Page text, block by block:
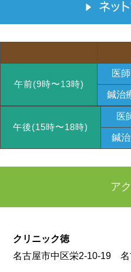
午前(9時〜13時)
医師
鍼治
午後(15時〜18時)
医
鍼
ア
クリニック徳
名古屋市中区栄2-10-19 名